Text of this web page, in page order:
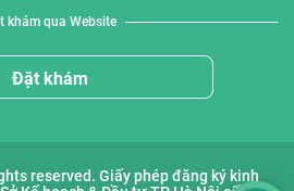
khám qua Website
Đặt khám
reserved. Giấy phép đăng ký kinh